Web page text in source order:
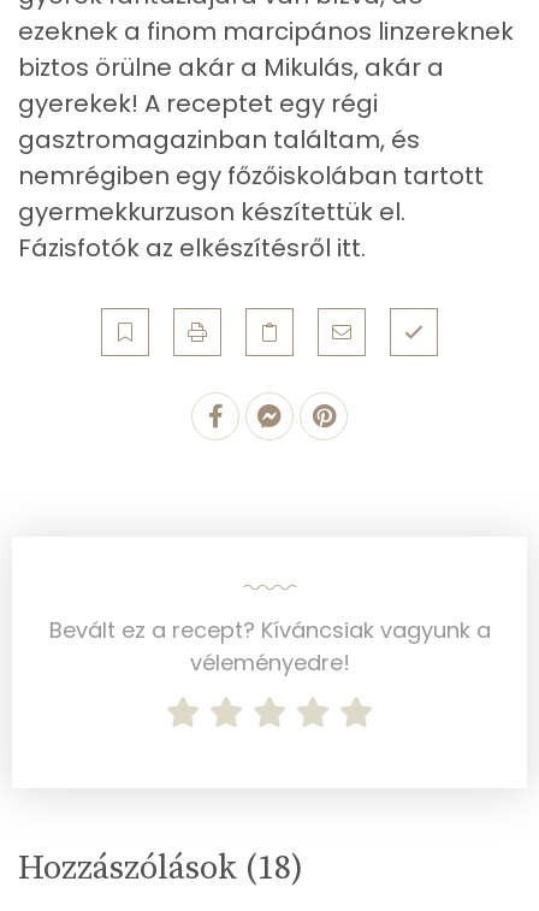
Magnézium
52 mg
Foszfor
Nátrium
33 mg
Réz
Szénhidrát
Összesen 24.5 g
B6 vitamin:
ezeknek a finom marcipános linzereknek
biztos örülne akár a Mikulás, akár a
gyerekek! A receptet egy régi
gasztromagazinban találtam, és
nemrégiben egy főzőiskolában tartott
gyermekkurzuson készítettük el.
Fázisfotók az elkészítésről itt.
Bevált ez a recept? Kíváncsiak vagyunk a
véleményedre!
Hozzászólások (18)